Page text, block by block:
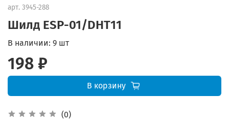
арт. 3945-288
Шилд ESP-01/DHT11
(0)
В наличии: 9 шт
198 ₽
В корзину